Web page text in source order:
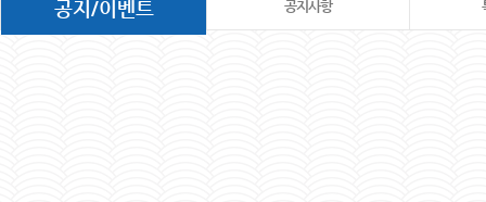
공지/이벤트 공지사항